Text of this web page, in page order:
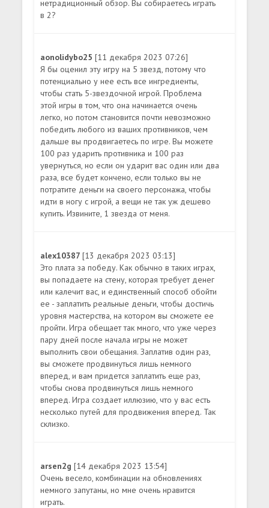
нетрадиционный обзор. Вы собираетесь играть
в 2?
aonolidybo25[11 декабря 2023 07:26]
Я бы оценил эту игру на 5 звезд, потому что
потенциально у нее есть все ингредиенты,
чтобы стать 5-звездочной игрой. Проблема
этой игры в том, что она начинается очень
легко, но потом становится почти невозможно
победить любого из ваших противников, чем
дальше вы продвигаетесь по игре. Вы можете
100 раз ударить противника и 100 раз
увернуться, но если он ударит вас один или два
раза, все будет кончено, если только вы не
потратите деньги на своего персонажа, чтобы
идти в ногу с игрой, а вещи не так уж дешево
купить. Извините, 1 звезда от меня.
alex10387[13 декабря 2023 03:13]
Это плата за победу. Как обычно в таких играх,
вы попадаете на стену, которая требует денег
или калечит вас, и единственный способ обойти
ее - заплатить реальные деньги, чтобы достичь
уровня мастерства, на котором вы сможете ее
пройти. Игра обещает так много, что уже через
пару дней после начала игры не может
выполнить свои обещания. Заплатив один раз,
вы сможете продвинуться лишь немного
вперед, и вам придется заплатить еще раз,
чтобы снова продвинуться лишь немного
вперед. Игра создает иллюзию, что у вас есть
несколько путей для продвижения вперед. Так
склизко.
arsen2g[14 декабря 2023 13:54]
Очень весело, комбинации на обновлениях
немного запутаны, но мне очень нравится
играть.